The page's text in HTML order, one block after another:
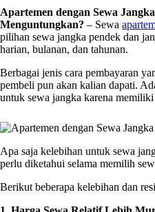
Apartemen dengan Sewa
Menguntungkan? – Sewa
pilihan sewa jangka pendek dan
harian, bulanan, dan tahunan.
Berbagai jenis cara pembayaran
pembeli pun akan kalian dapati.
untuk sewa jangka karena
Apa saja kelebihan untuk sewa
perlu diketahui selama memilih
Berikut beberapa kelebihan dan